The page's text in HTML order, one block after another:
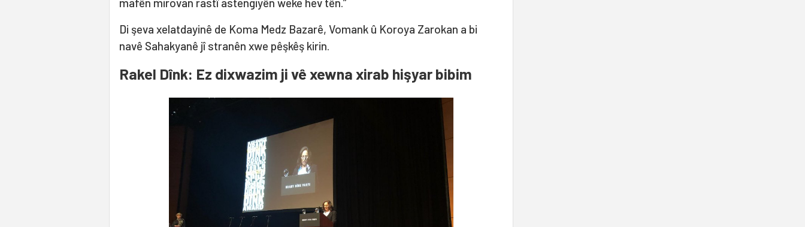
Di şeva xelatdayinê de Koma Medz Bazarê, Vomank û Koroya Zarokan a bi
navê Sahakyanê jî stranên xwe pêşkêş kirin.
Rakel Dînk: Ez dixwazim ji vê xewna xirab hişyar bibim